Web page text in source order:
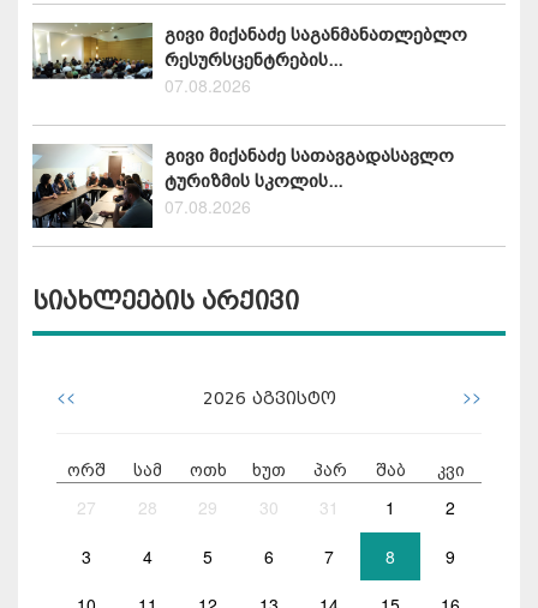
გივი მიქანაძე საგანმანათლებლო
რესურსცენტრების...
07.08.2026
გივი მიქანაძე სათავგადასავლო
ტურიზმის სკოლის...
07.08.2026
სიახლეების არქივი
<< 2026 აგვისტო >>
ორშ სამ ოთხ ხუთ პარ შაბ კვი
27 28 29 30 31 1 2
3 4 5 6 7 8 9